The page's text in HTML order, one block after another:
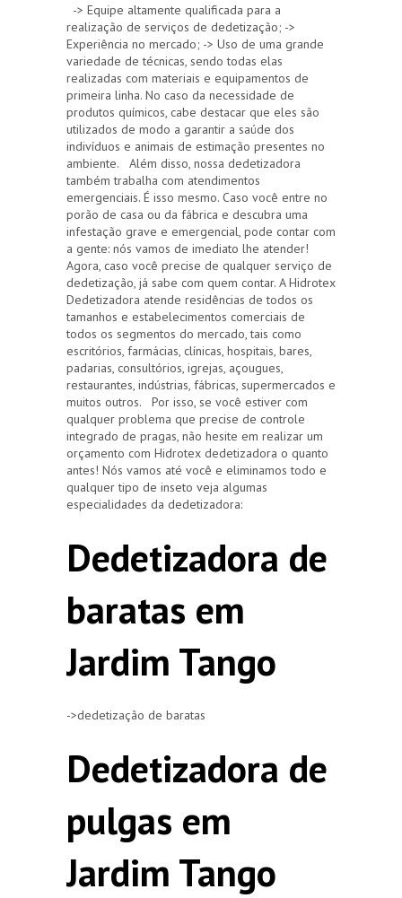
-> Equipe altamente qualificada para a
realização de serviços de dedetização; ->
Experiência no mercado; -> Uso de uma grande
variedade de técnicas, sendo todas elas
realizadas com materiais e equipamentos de
primeira linha. No caso da necessidade de
produtos químicos, cabe destacar que eles são
utilizados de modo a garantir a saúde dos
indivíduos e animais de estimação presentes no
ambiente. Além disso, nossa dedetizadora
também trabalha com atendimentos
emergenciais. É isso mesmo. Caso você entre no
porão de casa ou da fábrica e descubra uma
infestação grave e emergencial, pode contar com
a gente: nós vamos de imediato lhe atender!
Agora, caso você precise de qualquer serviço de
dedetização, já sabe com quem contar. A Hidrotex
Dedetizadora atende residências de todos os
tamanhos e estabelecimentos comerciais de
todos os segmentos do mercado, tais como
escritórios, farmácias, clínicas, hospitais, bares,
padarias, consultórios, igrejas, açougues,
restaurantes, indústrias, fábricas, supermercados e
muitos outros. Por isso, se você estiver com
qualquer problema que precise de controle
integrado de pragas, não hesite em realizar um
orçamento com Hidrotex dedetizadora o quanto
antes! Nós vamos até você e eliminamos todo e
qualquer tipo de inseto veja algumas
especialidades da dedetizadora:
Dedetizadora de
baratas em
Jardim Tango
->dedetização de baratas
Dedetizadora de
pulgas em
Jardim Tango